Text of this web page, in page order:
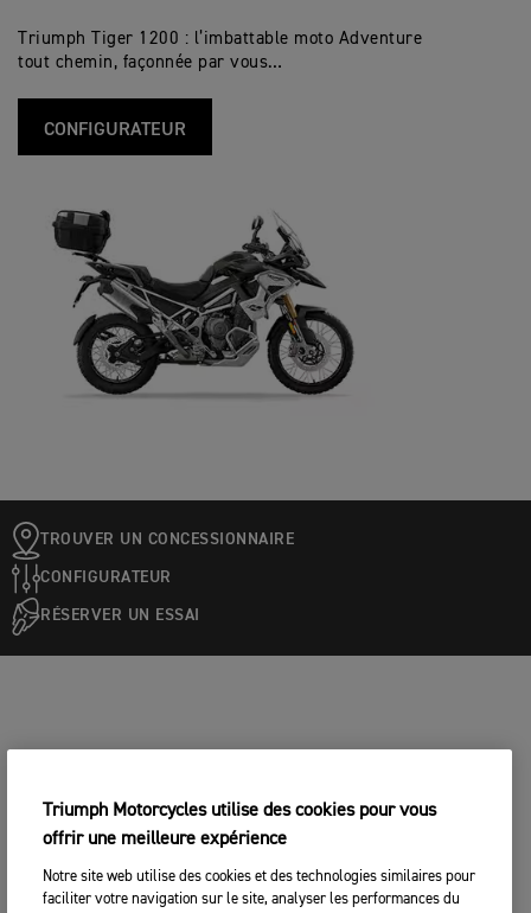
Triumph Tiger 1200 : l’imbattable moto Adventure
tout chemin, façonnée par vous…
CONFIGURATEUR
TROUVER UN CONCESSIONNAIRE
CONFIGURATEUR
RÉSERVER UN ESSAI
Triumph Motorcycles utilise des cookies pour vous
offrir une meilleure expérience
Notre site web utilise des cookies et des technologies similaires pour
faciliter votre navigation sur le site, analyser les performances du